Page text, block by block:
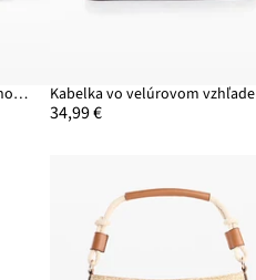
Kabelka Crossbody v slamenom vzhľade Kabelka vo velúrovom vzhľade
34,99 €